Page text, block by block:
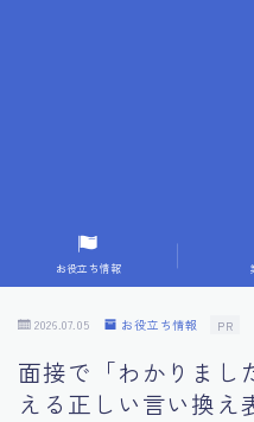
9.面接での落とし穴とそ
10.フィードバックを活用
11.オンライン面接の成
お役立ち情報
2026.07.05 お役立ち情報 PR
面接で「わかりまし
える正しい言い換え